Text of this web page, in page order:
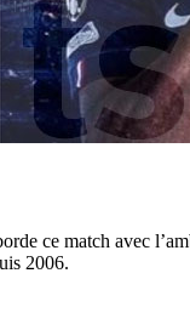
ce match avec
2006.